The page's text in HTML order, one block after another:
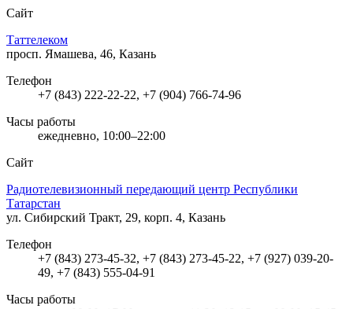
Сайт
Таттелеком
просп. Ямашева, 46, Казань
Телефон
+7 (843) 222-22-22, +7 (904) 766-74-96
Часы работы
ежедневно, 10:00–22:00
Сайт
Радиотелевизионный передающий центр Республики
Татарстан
ул. Сибирский Тракт, 29, корп. 4, Казань
Телефон
+7 (843) 273-45-32, +7 (843) 273-45-22, +7 (927) 039-20-
49, +7 (843) 555-04-91
Часы работы